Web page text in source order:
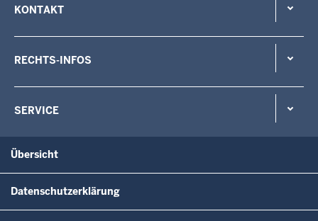
KONTAKT
RECHTS-INFOS
SERVICE
Übersicht
Datenschutzerklärung